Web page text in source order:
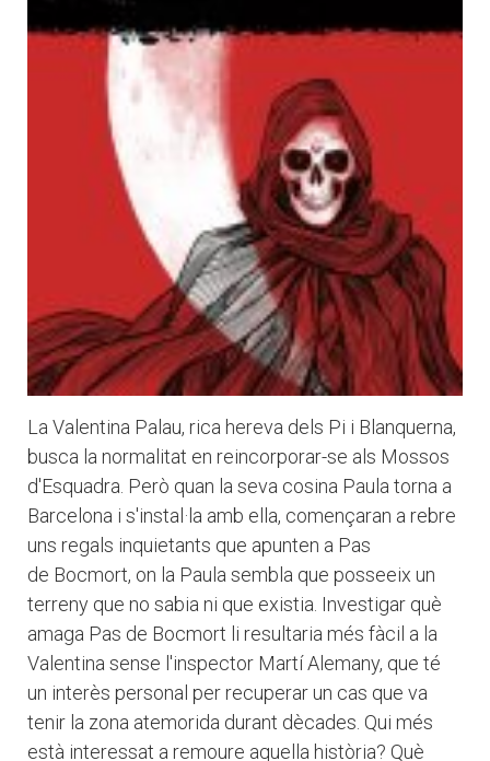
La Valentina Palau, rica hereva dels Pi i Blanquerna,
busca la normalitat en reincorporar-se als Mossos
d'Esquadra. Però quan la seva cosina Paula torna a
Barcelona i s'instal·la amb ella, començaran a rebre
uns regals inquietants que apunten a Pas
de Bocmort, on la Paula sembla que posseeix un
terreny que no sabia ni que existia. Investigar què
amaga Pas de Bocmort li resultaria més fàcil a la
Valentina sense l'inspector Martí Alemany, que té
un interès personal per recuperar un cas que va
tenir la zona atemorida durant dècades. Qui més
està interessat a remoure aquella història? Què